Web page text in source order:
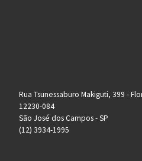
Rua Tsunessaburo Makiguti, 399 -
12230-084
São José dos Campos - SP
(12) 3934-1995